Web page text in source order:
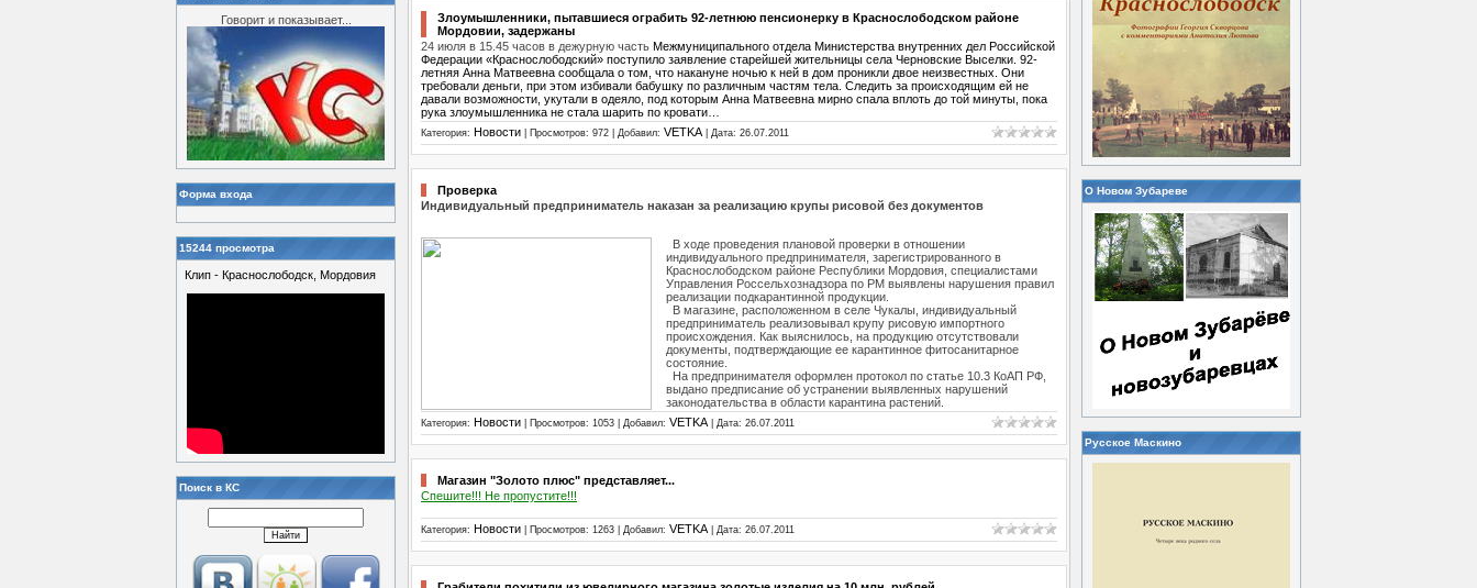
Говорит и показывает...
Форма входа
15244 просмотра
Клип - Краснослободск, Мордовия
Поиск в КС
Злоумышленники, пытавшиеся ограбить 92-летнюю пенсионерку в Краснослободском районе
Мордовии, задержаны
24 июля в 15.45 часов в дежурную часть Межмуниципального отдела Министерства внутренних дел Российской
Федерации «Краснослободский» поступило заявление старейшей жительницы села Черновские Выселки. 92-
летняя Анна Матвеевна сообщала о том, что накануне ночью к ней в дом проникли двое неизвестных. Они
требовали деньги, при этом избивали бабушку по различным частям тела. Следить за происходящим ей не
давали возможности, укутали в одеяло, под которым Анна Матвеевна мирно спала вплоть до той минуты, пока
рука злоумышленника не стала шарить по кровати…
Категория: Новости | Просмотров: 972 | Добавил: VETKA| Дата: 26.07.2011
Проверка
Индивидуальный предприниматель наказан за реализацию крупы рисовой без документов
В ходе проведения плановой проверки в отношении
индивидуального предпринимателя, зарегистрированного в
Краснослободском районе Республики Мордовия, специалистами
Управления Россельхознадзора по РМ выявлены нарушения правил
реализации подкарантинной продукции.
В магазине, расположенном в селе Чукалы, индивидуальный
предприниматель реализовывал крупу рисовую импортного
происхождения. Как выяснилось, на продукцию отсутствовали
документы, подтверждающие ее карантинное фитосанитарное
состояние.
На предпринимателя оформлен протокол по статье 10.3 КоАП РФ,
выдано предписание об устранении выявленных нарушений
законодательства в области карантина растений.
Категория: Новости | Просмотров: 1053 | Добавил: VETKA| Дата: 26.07.2011
Магазин "Золото плюс" представляет...
Спешите!!! Не пропустите!!!
Категория: Новости | Просмотров: 1263 | Добавил: VETKA| Дата: 26.07.2011
О Новом Зубареве
Русское Маскино